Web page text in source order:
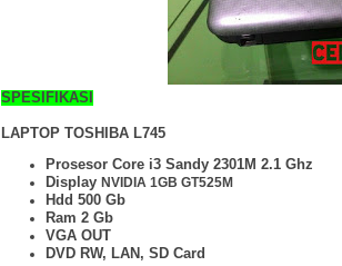
SPESIFIKASI
LAPTOP TOSHIBA L745
Prosesor Core i3 Sandy 2301M 2.1 Ghz
Display NVIDIA 1GB GT525M
Hdd 500 Gb
Ram 2 Gb
VGA OUT
DVD RW, LAN, SD Card